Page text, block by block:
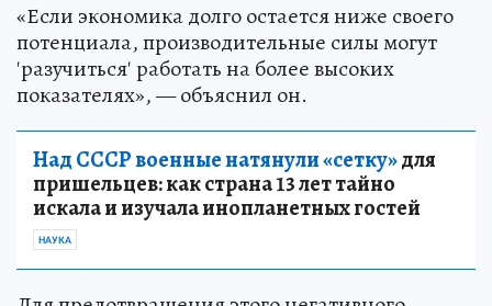
«Если экономика долго остается ниже своего
потенциала, производительные силы могут
'разучиться' работать на более высоких
показателях», — объяснил он.
Над СССР военные натянули «сетку»для
пришельцев: как страна 13 лет тайно
искала и изучала инопланетных гостей
НАУКА